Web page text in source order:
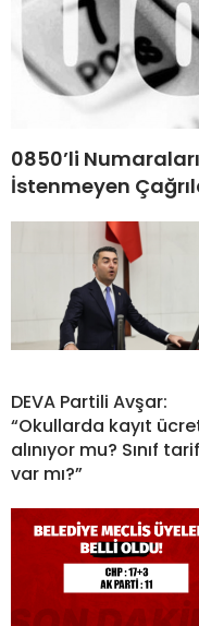
0850’li
İstenmeyen
DEVA Partili Avşar:
“Okullarda kayıt
alınıyor mu? Sınıf
var mı?”